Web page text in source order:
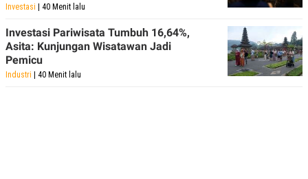
Investasi | 40 Menit lalu
Investasi Pariwisata Tumbuh 16,64%,
Asita: Kunjungan Wisatawan Jadi
Pemicu
Industri | 40 Menit lalu